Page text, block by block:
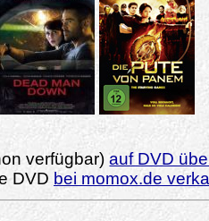
verfügbar)auf DVD
DVD bei momox.de